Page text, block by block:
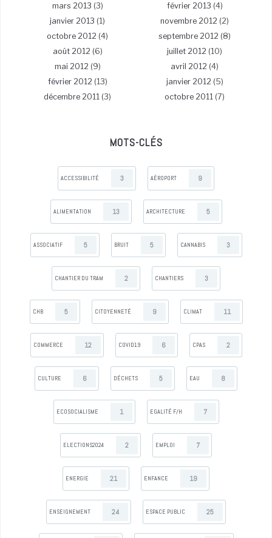
mars 2013 (3) février 2013 (4)
janvier 2013 (1) novembre 2012 (2)
octobre 2012 (4) septembre 2012 (8)
août 2012 (6) juillet 2012 (10)
mai 2012 (9) avril 2012 (4)
février 2012 (13) janvier 2012 (5)
décembre 2011 (3) octobre 2011 (7)
MOTS-CLÉS
ACCESSIBILITÉ 3 AÉROPORT 9
ALIMENTATION 13 ARCHITECTURE 5
ASSOCIATIF 5 BRUIT 5 CANNABIS 3
CHANTIER DU TRAM 2 CHANTIERS 3
CHB 5 CITOYENNETÉ 9 CLIMAT 11
COMMERCE 12 COVID19 6 CPAS 2
CULTURE 6 DÉCHETS 5 EAU 8
ECOSOCIALISME 1 EGALITÉ F/H 7
ELECTIONS2024 2 EMPLOI 7
ENERGIE 21 ENFANCE 19
ENSEIGNEMENT 24 ESPACE PUBLIC 25